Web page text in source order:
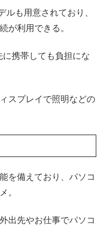
ルも用意されており、
が利用できる。
に携帯しても負担にな
スプレイで照明などの
を備えており、パソコ
。
出先やお仕事でパソコ